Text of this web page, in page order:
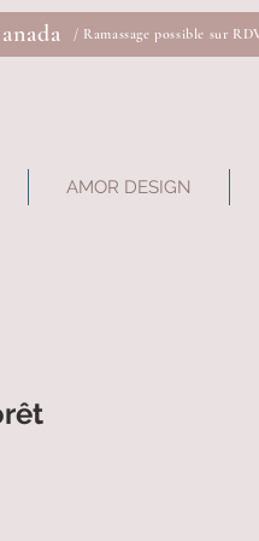
/ Ramassage possible sur
AMOR DESIGN